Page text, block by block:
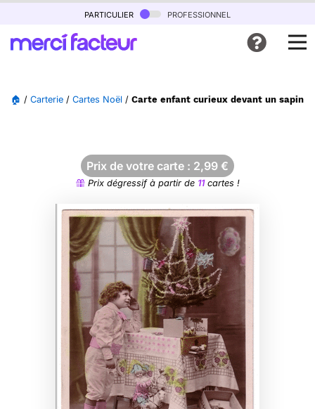
particulier professionnel
🏠 / Carterie / Cartes Noël / Carte enfant curieux devant un sapin
Prix de votre carte : 2,99 €
Prix dégressif à partir de 11cartes !